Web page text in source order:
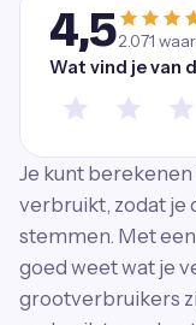
4,52.071
Wat vind je van
Je kunt
verbruikt, zodat je
stemmen. Met
goed weet wat je
grootverbruikers